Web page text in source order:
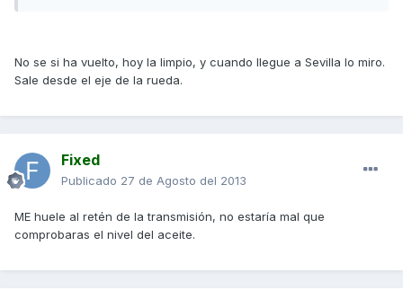
No se si ha vuelto, hoy la limpio, y cuando llegue a Sevilla lo miro.
Sale desde el eje de la rueda.
Fixed
Publicado 27 de Agosto del 2013
ME huele al retén de la transmisión, no estaría mal que
comprobaras el nivel del aceite.